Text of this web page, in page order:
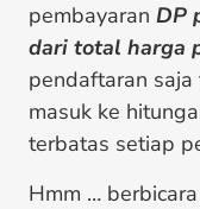
pembayaran DP
dari total harga
pendaftaran
masuk ke
terbatas setiap
Hmm …